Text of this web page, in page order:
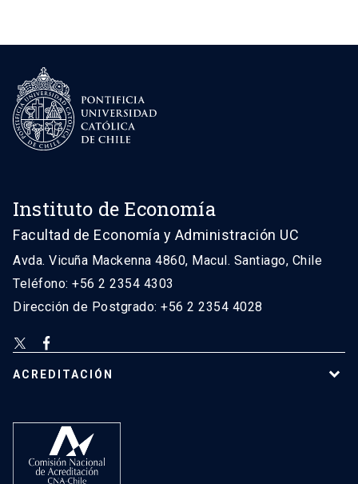
Instituto de Economía
Facultad de Economía y Administración UC
Avda. Vicuña Mackenna 4860, Macul. Santiago, Chile
Teléfono: +56 2 2354 4303
Dirección de Postgrado: +56 2 2354 4028
ACREDITACIÓN